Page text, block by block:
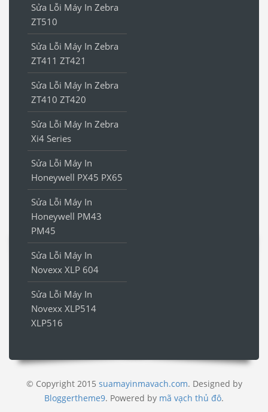
Sửa Lỗi Máy In Zebra
ZT510
Sửa Lỗi Máy In Zebra
ZT411 ZT421
Sửa Lỗi Máy In Zebra
ZT410 ZT420
Sửa Lỗi Máy In Zebra
Xi4 Series
Sửa Lỗi Máy In
Honeywell PX45 PX65
Sửa Lỗi Máy In
Honeywell PM43
PM45
Sửa Lỗi Máy In
Novexx XLP 604
Sửa Lỗi Máy In
Novexx XLP514
XLP516
© Copyright 2015 suamayinmavach.com. Designed by
Bloggertheme9. Powered by mã vạch thủ đô.